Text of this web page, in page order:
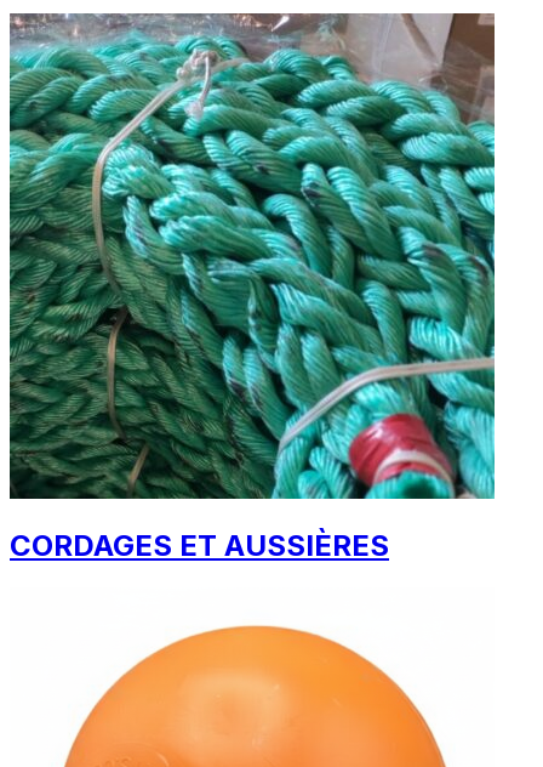
CORDAGES ET AUSSIÈRES